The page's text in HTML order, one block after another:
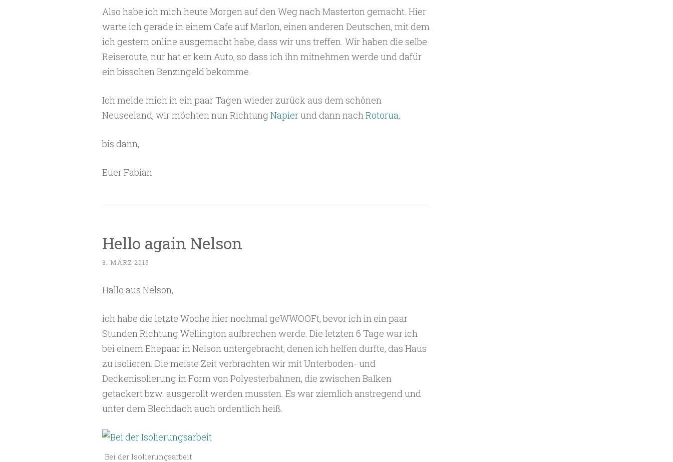
Also habe ich mich heute Morgen auf den Weg nach Masterton gemacht. Hier
warte ich gerade in einem Cafe auf Marlon, einen anderen Deutschen, mit dem
ich gestern online ausgemacht habe, dass wir uns treffen. Wir haben die selbe
Reiseroute, nur hat er kein Auto, so dass ich ihn mitnehmen werde und dafür
ein bisschen Benzingeld bekomme.
Ich melde mich in ein paar Tagen wieder zurück aus dem schönen
Neuseeland, wir möchten nun Richtung Napierund dann nachRotorua,
bis dann,
Euer Fabian
Hello again Nelson
8. MÄRZ 2015
Hallo aus Nelson,
ich habe die letzte Woche hier nochmal geWWOOFt, bevor ich in ein paar
Stunden Richtung Wellington aufbrechen werde. Die letzten 6 Tage war ich
bei einem Ehepaar in Nelson untergebracht, denen ich helfen durfte, das Haus
zu isolieren. Die meiste Zeit verbrachten wir mit Unterboden- und
Deckenisolierung in Form von Polyesterbahnen, die zwischen Balken
getackert bzw. ausgerollt werden mussten. Es war ziemlich anstregend und
unter dem Blechdach auch ordentlich heiß.
Bei der Isolierungsarbeit